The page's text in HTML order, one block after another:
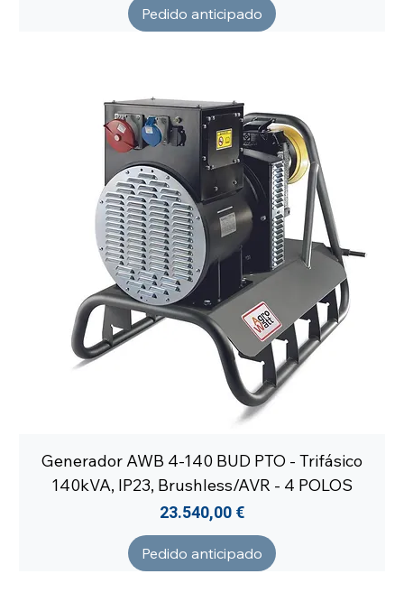
Pedido anticipado
Generador AWB 4-140 BUD PTO - Trifásico
140kVA, IP23, Brushless/AVR - 4 POLOS
Precio
23.540,00 €
Pedido anticipado